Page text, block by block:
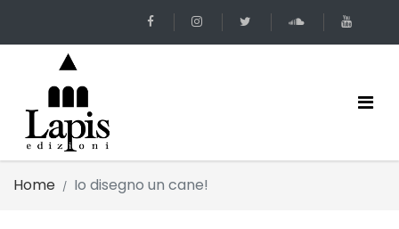
Home Io disegno un cane!